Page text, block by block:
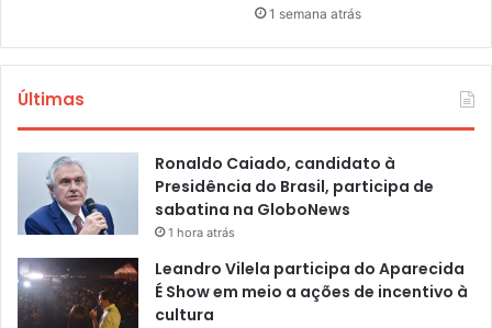
1 semana atrás
Últimas
Ronaldo Caiado, candidato à
Presidência do Brasil, participa de
sabatina na GloboNews
1 hora atrás
Leandro Vilela participa do Aparecida
É Show em meio a ações de incentivo à
cultura